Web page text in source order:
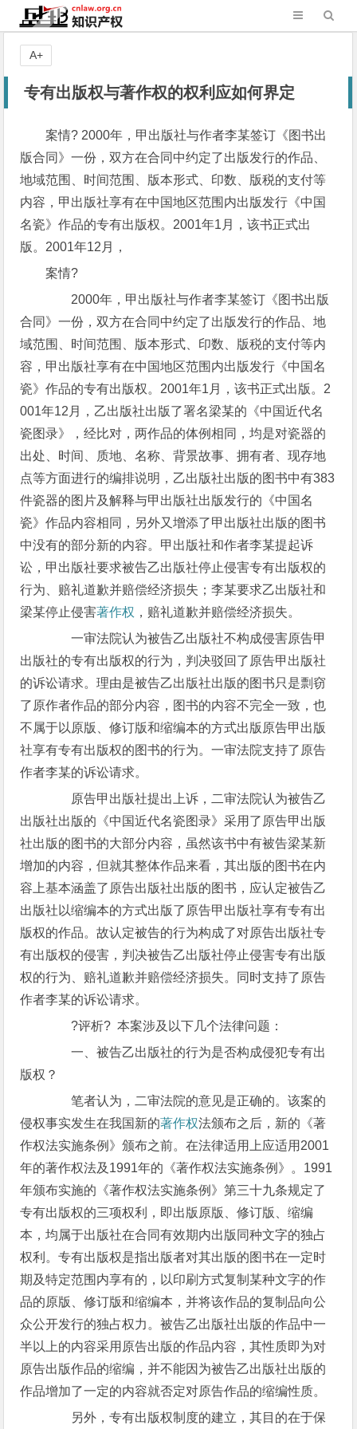
专有出版权与著作权的权利应如何界定
案情? 2000年，甲出版社与作者李某签订《图书出
版合同》一份，双方在合同中约定了出版发行的作品、
地域范围、时间范围、版本形式、印数、版税的支付等
内容，甲出版社享有在中国地区范围内出版发行《中国
名瓷》作品的专有出版权。2001年1月，该书正式出
版。2001年12月，
案情?
2000年，甲出版社与作者李某签订《图书出版
合同》一份，双方在合同中约定了出版发行的作品、地
域范围、时间范围、版本形式、印数、版税的支付等内
容，甲出版社享有在中国地区范围内出版发行《中国名
瓷》作品的专有出版权。2001年1月，该书正式出版。2
001年12月，乙出版社出版了署名梁某的《中国近代名
瓷图录》，经比对，两作品的体例相同，均是对瓷器的
出处、时间、质地、名称、背景故事、拥有者、现存地
点等方面进行的编排说明，乙出版社出版的图书中有383
件瓷器的图片及解释与甲出版社出版发行的《中国名
瓷》作品内容相同，另外又增添了甲出版社出版的图书
中没有的部分新的内容。甲出版社和作者李某提起诉
讼，甲出版社要求被告乙出版社停止侵害专有出版权的
行为、赔礼道歉并赔偿经济损失；李某要求乙出版社和
梁某停止侵害著作权 ，赔礼道歉并赔偿经济损失。
一审法院认为被告乙出版社不构成侵害原告甲
出版社的专有出版权的行为，判决驳回了原告甲出版社
的诉讼请求。理由是被告乙出版社出版的图书只是剽窃
了原作者作品的部分内容，图书的内容不完全一致，也
不属于以原版、修订版和缩编本的方式出版原告甲出版
社享有专有出版权的图书的行为。一审法院支持了原告
作者李某的诉讼请求。
原告甲出版社提出上诉，二审法院认为被告乙
出版社出版的《中国近代名瓷图录》采用了原告甲出版
社出版的图书的大部分内容，虽然该书中有被告梁某新
增加的内容，但就其整体作品来看，其出版的图书在内
容上基本涵盖了原告出版社出版的图书，应认定被告乙
出版社以缩编本的方式出版了原告甲出版社享有专有出
版权的作品。故认定被告的行为构成了对原告出版社专
有出版权的侵害，判决被告乙出版社停止侵害专有出版
权的行为、赔礼道歉并赔偿经济损失。同时支持了原告
作者李某的诉讼请求。
?评析? 本案涉及以下几个法律问题：
一、被告乙出版社的行为是否构成侵犯专有出
版权？
笔者认为，二审法院的意见是正确的。该案的
侵权事实发生在我国新的著作权法颁布之后，新的《著
作权法实施条例》颁布之前。在法律适用上应适用2001
年的著作权法及1991年的《著作权法实施条例》。1991
年颁布实施的《著作权法实施条例》第三十九条规定了
专有出版权的三项权利，即出版原版、修订版、缩编
本，均属于出版社在合同有效期内出版同种文字的独占
权利。专有出版权是指出版者对其出版的图书在一定时
期及特定范围内享有的，以印刷方式复制某种文字的作
品的原版、修订版和缩编本，并将该作品的复制品向公
众公开发行的独占权力。被告乙出版社出版的作品中一
半以上的内容采用原告出版的作品内容，其性质即为对
原告出版作品的缩编，并不能因为被告乙出版社出版的
作品增加了一定的内容就否定对原告作品的缩编性质。
另外，专有出版权制度的建立，其目的在于保
A+